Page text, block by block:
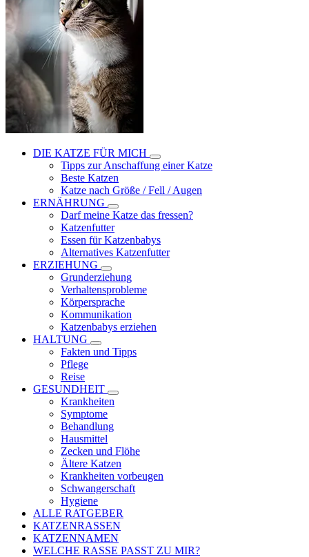
DIE KATZE FÜR MICH
Tipps zur Anschaffung einer Katze
Beste Katzen
Katze nach Größe / Fell / Augen
ERNÄHRUNG
Darf meine Katze das fressen?
Katzenfutter
Essen für Katzenbabys
Alternatives Katzenfutter
ERZIEHUNG
Grunderziehung
Verhaltensprobleme
Körpersprache
Kommunikation
Katzenbabys erziehen
HALTUNG
Fakten und Tipps
Pflege
Reise
GESUNDHEIT
Krankheiten
Symptome
Behandlung
Hausmittel
Zecken und Flöhe
Ältere Katzen
Krankheiten vorbeugen
Schwangerschaft
Hygiene
ALLE RATGEBER
KATZENRASSEN
KATZENNAMEN
WELCHE RASSE PASST ZU MIR?